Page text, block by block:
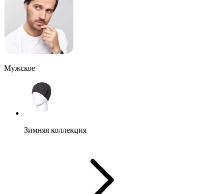
Мужское
Зимняя коллекция